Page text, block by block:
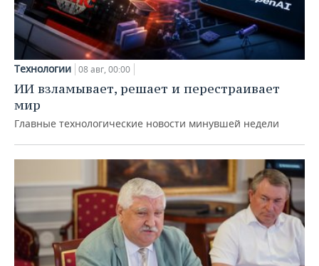
Технологии 08 авг, 00:00
ИИ взламывает, решает и перестраивает
мир
Главные технологические новости минувшей недели